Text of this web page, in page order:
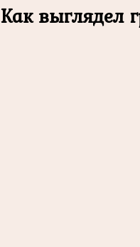
Как выглядел